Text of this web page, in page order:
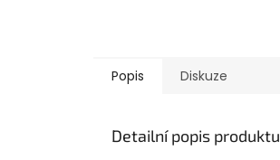
Popis Diskuze
Detailní popis produktu